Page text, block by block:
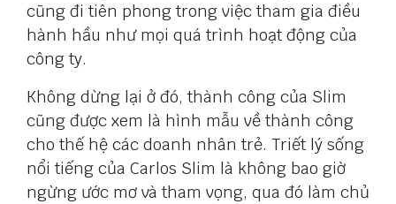
cũng đi tiên phong trong việc tham gia điều
hành hầu như mọi quá trình hoạt động của
công ty.
Không dừng lại ở đó, thành công của Slim
cũng được xem là hình mẫu về thành công
cho thế hệ các doanh nhân trẻ. Triết lý sống
nổi tiếng của Carlos Slim là không bao giờ
ngừng ước mơ và tham vọng, qua đó làm chủ